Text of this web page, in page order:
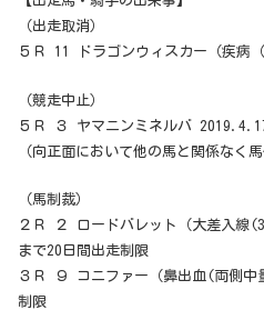
（出走取消）
５Ｒ 11 ドラゴンウィスカー（疾病（
（競走中止）
５Ｒ ３ ヤマニンミネルバ
（向正面において他の馬と関係なく
（馬制裁）
２Ｒ ２ ロードバレット（大差入線
まで20日間出走制限
３Ｒ ９ コニファー（鼻出血(両側
制限